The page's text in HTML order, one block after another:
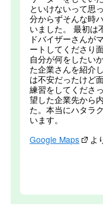
といけないって思
分からずそんな時
いました。 最初は
ドバイザーさんが
ートしてくださり
自分が何をしたい
た企業さんを紹介
は不安だったけど
練習をしてくださ
望した企業先から
た。本当にハタラ
います。
Google Maps
よ